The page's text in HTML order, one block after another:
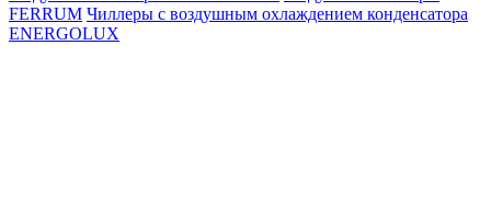
FERRUM Чиллеры с воздушным охлаждением конденсатора
ENERGOLUX